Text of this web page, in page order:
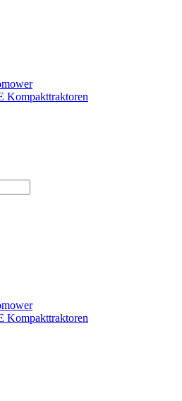
Kompakttraktoren
Kompakttraktoren